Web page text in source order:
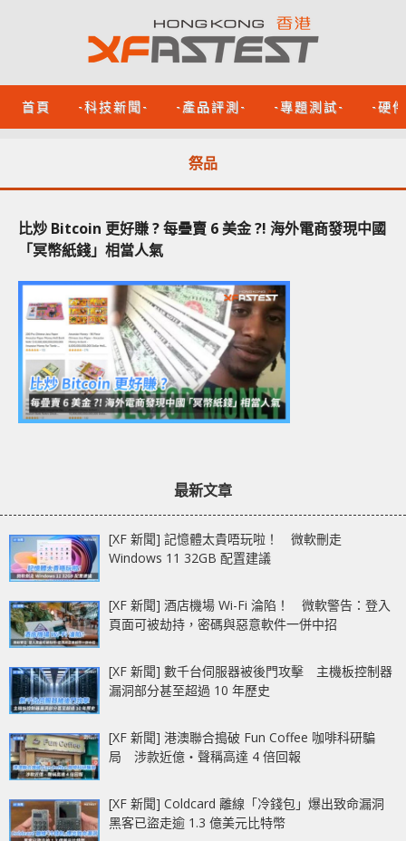
首頁 -科技新聞- -產品評測- -專題測試- -硬
祭品
比炒 Bitcoin 更好賺 ? 每疊賣 6 美金 ?! 海外電商發現中國
「冥幣紙錢」相當人氣
最新文章
[XF 新聞] 記憶體太貴唔玩啦！ 微軟刪走
Windows 11 32GB 配置建議
[XF 新聞] 酒店機場 Wi-Fi 淪陷！ 微軟警告：登入
頁面可被劫持，密碼與惡意軟件一併中招
[XF 新聞] 數千台伺服器被後門攻擊 主機板控制器
漏洞部分甚至超過 10 年歷史
[XF 新聞] 港澳聯合搗破 Fun Coffee 咖啡科研騙
局 涉款近億‧聲稱高達 4 倍回報
[XF 新聞] Coldcard 離線「冷錢包」爆出致命漏洞
黑客已盜走逾 1.3 億美元比特幣